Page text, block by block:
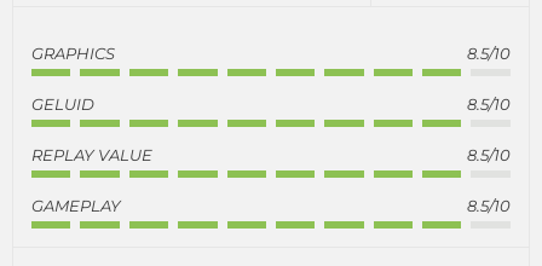
GRAPHICS 8.5/10
GELUID 8.5/10
REPLAY VALUE 8.5/10
GAMEPLAY 8.5/10